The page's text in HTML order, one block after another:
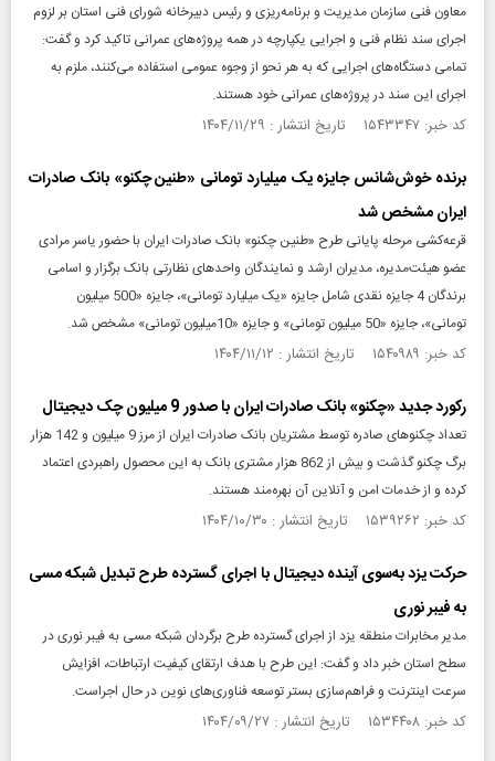
معاون فنی سازمان مدیریت و برنامه‌ریزی و رئیس دبیرخانه شورای فنی استان بر لزوم
اجرای سند نظام فنی و اجرایی یکپارچه در همه پروژه‌های عمرانی تاکید کرد و گفت:
تمامی دستگاه‌های اجرایی که به هر نحو از وجوه عمومی استفاده می‌کنند، ملزم به
اجرای این سند در پروژه‌های عمرانی خود هستند.
کد خبر: ۱۵۴۳۳۴۷ تاریخ انتشار : ۱۴۰۴/۱۱/۲۹
برنده خوش‌شانس جایزه یک میلیارد تومانی «طنین چکنو» بانک صادرات
ایران مشخص شد
​قرعه‌کشی مرحله پایانی طرح «طنین چکنو» بانک صادرات ایران با حضور یاسر مرادی
عضو هیئت‌مدیره، مدیران ارشد و نمایندگان واحدهای نظارتی بانک برگزار و اسامی
برندگان 4 ج​ایزه نقدی شامل جایزه «یک میلیارد تومانی»، جایزه «500 میلیون
تومانی»، جایزه «50 میلیون تومانی» و جایزه «10میلیون تومانی» مشخص شد.
کد خبر: ۱۵۴۰۹۸۹ تاریخ انتشار : ۱۴۰۴/۱۱/۱۲
رکورد جدید «چکنو» بانک صادرات ایران با صدور 9 میلیون چک دیجیتال
تعداد چکنوهای صادره توسط مشتریان بانک صادرات ایران از مرز 9 میلیون و 142 هزار
برگ چکنو گذشت و بیش از 862 هزار مشتری بانک به این محصول راهبردی اعتماد
کرده و از خدمات امن و آنلاین آن بهره‌مند هستند.
کد خبر: ۱۵۳۹۲۶۲ تاریخ انتشار : ۱۴۰۴/۱۰/۳۰
حرکت یزد به‌سوی آینده دیجیتال با اجرای گسترده طرح تبدیل شبکه مسی
به فیبر نوری
مدیر مخابرات منطقه یزد از اجرای گسترده طرح برگردان شبکه مسی به فیبر نوری در
سطح استان خبر داد و گفت: این طرح با هدف ارتقای کیفیت ارتباطات، افزایش
سرعت اینترنت و فراهم‌سازی بستر توسعه فناوری‌های نوین در حال اجراست.
کد خبر: ۱۵۳۴۴۰۸ تاریخ انتشار : ۱۴۰۴/۰۹/۲۷